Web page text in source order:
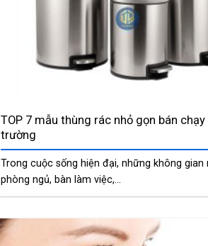
TOP 7 mẫu thùng rác nhỏ gọn bán
trường
Trong cuộc sống hiện đại, những không gian
phòng ngủ, bàn làm việc,...